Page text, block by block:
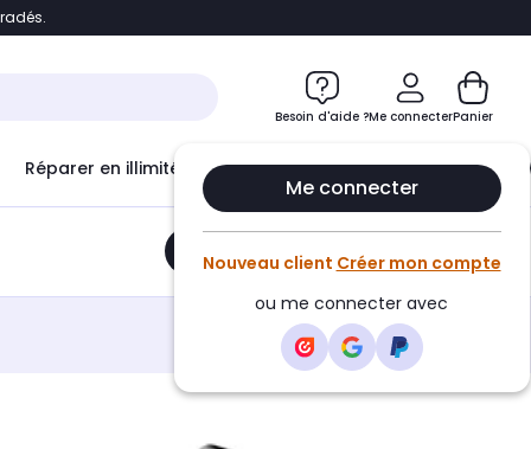
Accéder directement au chatbot
Besoin d'aide ?Me connecter
Me connecter
Nouveau client Créer mon compte
ou me connecter avec
Panier
Réparer en illimité avec Le Club Infinity
Ajouter au panier